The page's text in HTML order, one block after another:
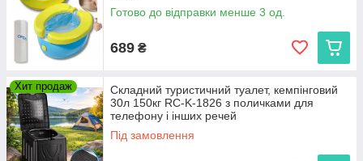
Готово до відправки менше 3 од.
689 ₴
Хит продаж
Складний туристичний туалет, кемпінговий
30л 150кг RC-K-1826 з поличками для
телефону і інших речей
Під замовлення